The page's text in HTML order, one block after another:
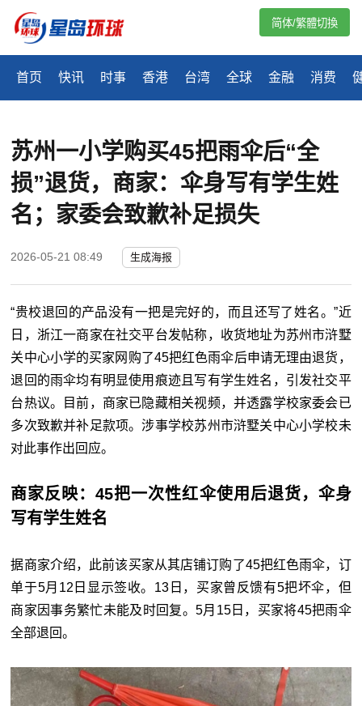
首页 快讯 时事 香港 台湾 全球 金融 消费
简体/繁體切換
苏州一小学购买45把雨伞后“全
损”退货，商家：伞身写有学生姓
名；家委会致歉补足损失
2026-05-21 08:49 生成海报
“贵校退回的产品没有一把是完好的，而且还写了姓名。”近
日，浙江一商家在社交平台发帖称，收货地址为苏州市浒墅
关中心小学的买家网购了45把红色雨伞后申请无理由退货，
退回的雨伞均有明显使用痕迹且写有学生姓名，引发社交平
台热议。目前，商家已隐藏相关视频，并透露学校家委会已
多次致歉并补足款项。涉事学校苏州市浒墅关中心小学校未
对此事作出回应。
商家反映：45把一次性红伞使用后退货， 伞身
写有学生姓名
据商家介绍，此前该买家从其店铺订购了45把红色雨伞，订
单于5月12日显示签收。13日，买家曾反馈有5把坏伞，但
商家因事务繁忙未能及时回复。5月15日，买家将45把雨伞
全部退回。